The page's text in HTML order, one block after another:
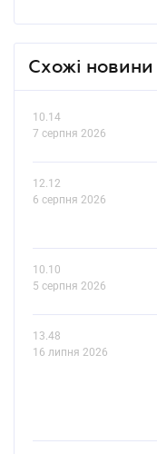
Схожі новини
10.14
7 серпня 2026
12.12
6 серпня 2026
10.10
5 серпня 2026
13.48
16 липня 2026